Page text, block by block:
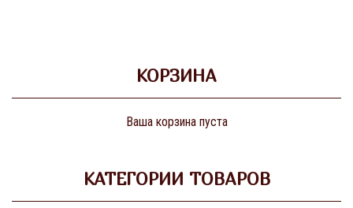
КОРЗИНА
Ваша корзина пуста
КАТЕГОРИИ ТОВАРОВ